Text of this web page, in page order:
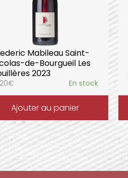
Mabileau Saint-
de-Bourgueil Les
2023
€ En stock
Ajouter au panier